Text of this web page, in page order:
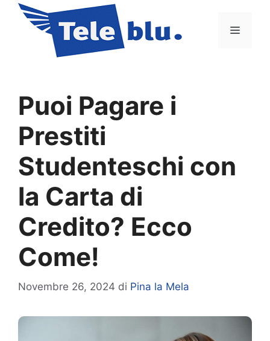
contenuto
Menu
Puoi Pagare i
Prestiti
Studenteschi con
la Carta di
Credito? Ecco
Come!
Novembre 26, 2024 di Pina la Mela